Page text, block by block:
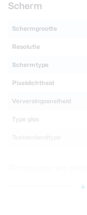
Scherm
Schermgrootte
Resolutie
Schermtype
Pixeldichtheid
Verversingssnelheid
Type glas